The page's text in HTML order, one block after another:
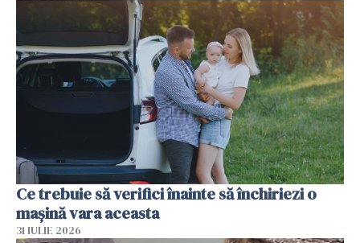
Ce trebuie să verifici înainte să închiriezi o
mașină vara aceasta
31 IULIE 2026